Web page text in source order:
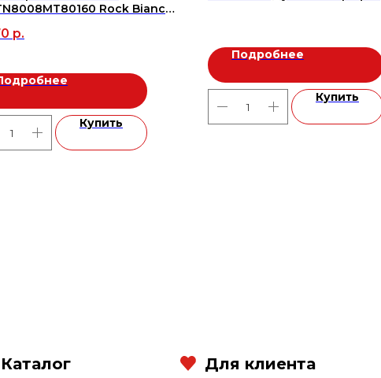
Rock Bianco
р.
Купить
Подробнее
Купить
Каталог Для клиента